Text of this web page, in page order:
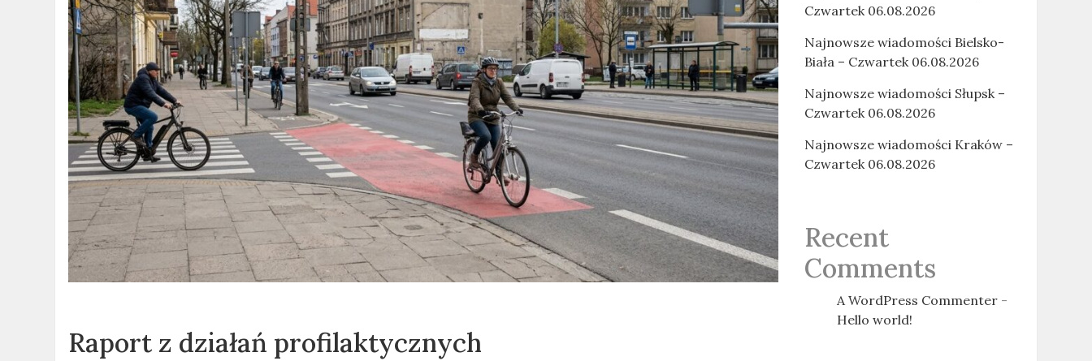
Raport z działań profilaktycznych
Czwartek 06.08.2026
Najnowsze wiadomości Bielsko-
Biała – Czwartek 06.08.2026
Najnowsze wiadomości Słupsk –
Czwartek 06.08.2026
Najnowsze wiadomości Kraków –
Czwartek 06.08.2026
Recent
Comments
A WordPress Commenter-
Hello world!